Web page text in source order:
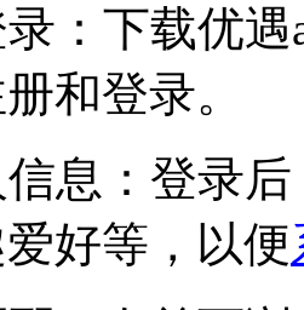
：下载优
和登录。
息：登录
好等，以便